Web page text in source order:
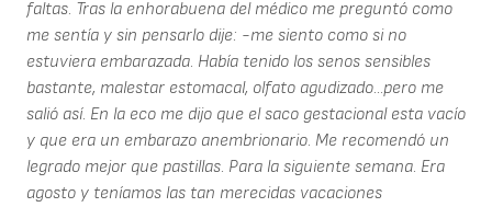
faltas. Tras la enhorabuena del médico me preguntó como
me sentía y sin pensarlo dije: -me siento como si no
estuviera embarazada. Había tenido los senos sensibles
bastante, malestar estomacal, olfato agudizado...pero me
salió así. En la eco me dijo que el saco gestacional esta vacío
y que era un embarazo anembrionario. Me recomendó un
legrado mejor que pastillas. Para la siguiente semana. Era
agosto y teníamos las tan merecidas vacaciones